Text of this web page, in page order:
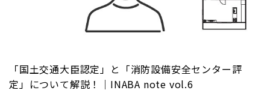
「国土交通大臣認定」と「消防設備安全センター評
定」について解説！｜INABA note vol.6